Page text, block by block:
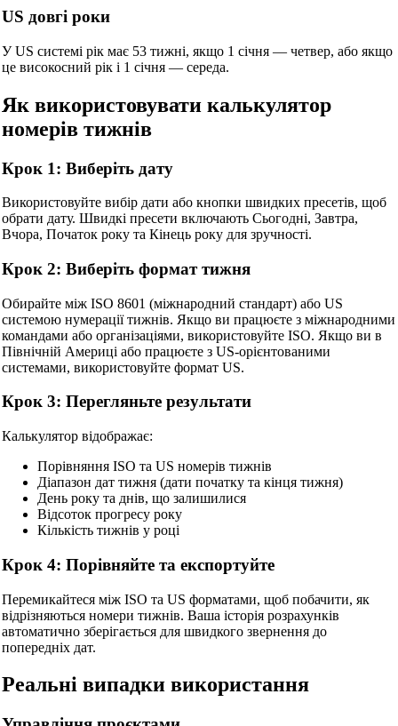
US довгі роки
У US системі рік має 53 тижні, якщо 1 січня — четвер, або якщо
це високосний рік і 1 січня — середа.
Як використовувати калькулятор
номерів тижнів
Крок 1: Виберіть дату
Використовуйте вибір дати або кнопки швидких пресетів, щоб
обрати дату. Швидкі пресети включають Сьогодні, Завтра,
Вчора, Початок року та Кінець року для зручності.
Крок 2: Виберіть формат тижня
Обирайте між ISO 8601 (міжнародний стандарт) або US
системою нумерації тижнів. Якщо ви працюєте з міжнародними
командами або організаціями, використовуйте ISO. Якщо ви в
Північній Америці або працюєте з US-орієнтованими
системами, використовуйте формат US.
Крок 3: Перегляньте результати
Калькулятор відображає:
Порівняння ISO та US номерів тижнів
Діапазон дат тижня (дати початку та кінця тижня)
День року та днів, що залишилися
Відсоток прогресу року
Кількість тижнів у році
Крок 4: Порівняйте та експортуйте
Перемикайтеся між ISO та US форматами, щоб побачити, як
відрізняються номери тижнів. Ваша історія розрахунків
автоматично зберігається для швидкого звернення до
попередніх дат.
Реальні випадки використання